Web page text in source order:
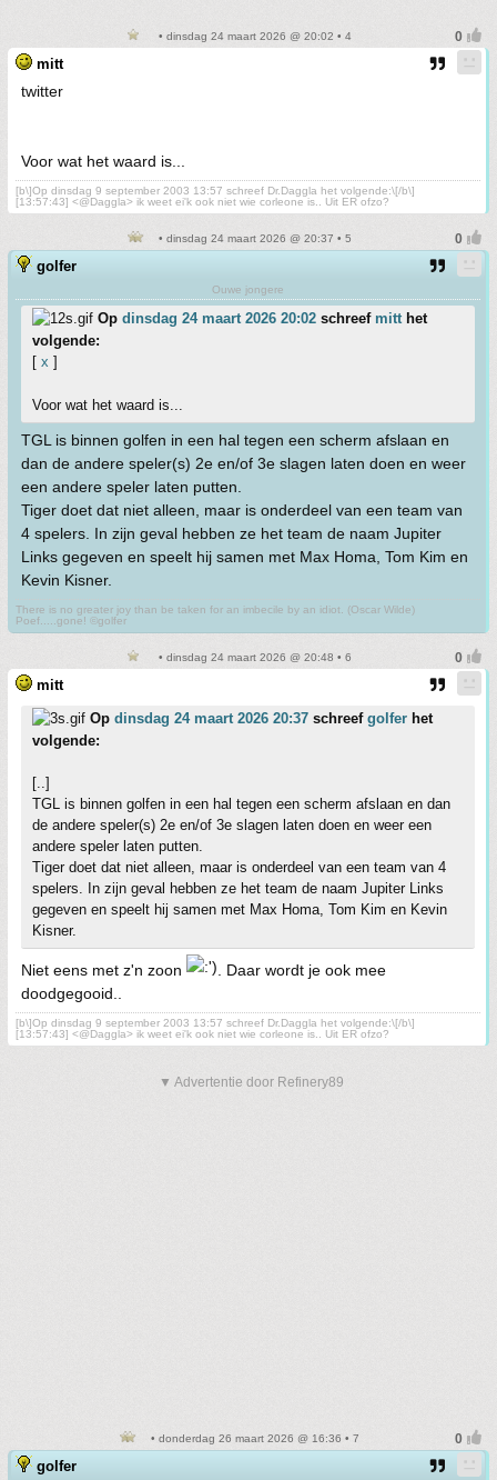
• dinsdag 24 maart 2026 @ 20:02 • 4
mitt
twitter
Voor wat het waard is...
[b\]Op dinsdag 9 september 2003 13:57 schreef Dr.Daggla het volgende:\[/b\]
[13:57:43] <@Daggla> ik weet ei'k ook niet wie corleone is.. Uit ER ofzo?
• dinsdag 24 maart 2026 @ 20:37 • 5
golfer
Ouwe jongere
Op dinsdag 24 maart 2026 20:02 schreef mitt het
volgende:
[ x ]
Voor wat het waard is...
TGL is binnen golfen in een hal tegen een scherm afslaan en
dan de andere speler(s) 2e en/of 3e slagen laten doen en weer
een andere speler laten putten.
Tiger doet dat niet alleen, maar is onderdeel van een team van
4 spelers. In zijn geval hebben ze het team de naam Jupiter
Links gegeven en speelt hij samen met Max Homa, Tom Kim en
Kevin Kisner.
There is no greater joy than be taken for an imbecile by an idiot. (Oscar Wilde)
Poef.....gone! ©golfer
• dinsdag 24 maart 2026 @ 20:48 • 6
mitt
Op dinsdag 24 maart 2026 20:37 schreef golfer het
volgende:
[..]
TGL is binnen golfen in een hal tegen een scherm afslaan en dan
de andere speler(s) 2e en/of 3e slagen laten doen en weer een
andere speler laten putten.
Tiger doet dat niet alleen, maar is onderdeel van een team van 4
spelers. In zijn geval hebben ze het team de naam Jupiter Links
gegeven en speelt hij samen met Max Homa, Tom Kim en Kevin
Kisner.
Niet eens met z'n zoon
. Daar wordt je ook mee
doodgegooid..
[b\]Op dinsdag 9 september 2003 13:57 schreef Dr.Daggla het volgende:\[/b\]
[13:57:43] <@Daggla> ik weet ei'k ook niet wie corleone is.. Uit ER ofzo?
▼ Advertentie door Refinery89
• donderdag 26 maart 2026 @ 16:36 • 7
golfer